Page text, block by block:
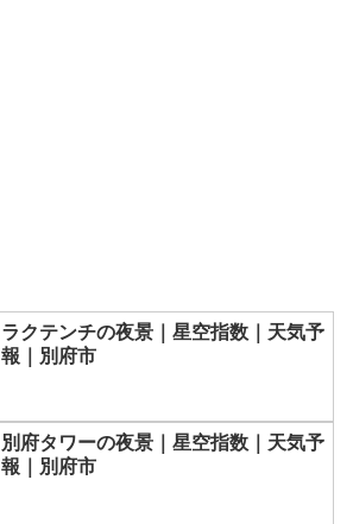
ラクテンチの夜景｜星空指数｜天気予
報｜別府市
別府タワーの夜景｜星空指数｜天気予
報｜別府市